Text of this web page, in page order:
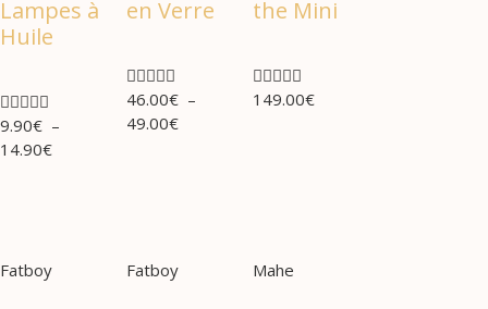
Lampes à
Huile

9.90€ –
14.90€
en Verre

46.00€ –
49.00€
the Mini

149.00€
Fatboy Fatboy Mahe